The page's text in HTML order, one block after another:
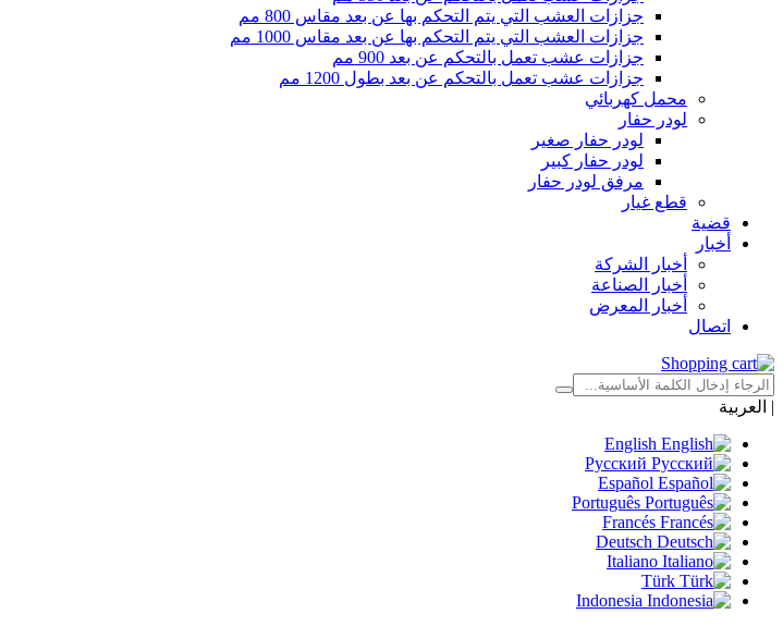
جزازات العشب التي يتم التحكم بها عن بعد مقاس 800 مم
جزازات العشب التي يتم التحكم بها عن بعد مقاس 1000 مم
جزازات عشب تعمل بالتحكم عن بعد 900 مم
جزازات عشب تعمل بالتحكم عن بعد بطول 1200 مم
محمل كهربائي
لودر حفار
لودر حفار صغير
لودر حفار كبير
مرفق لودر حفار
قطع غيار
قضية
أخبار
أخبار الشركة
أخبار الصناعة
أخبار المعرض
اتصال
| العربية